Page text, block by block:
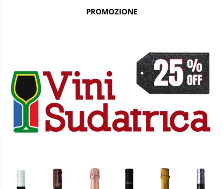
PROMOZIONE